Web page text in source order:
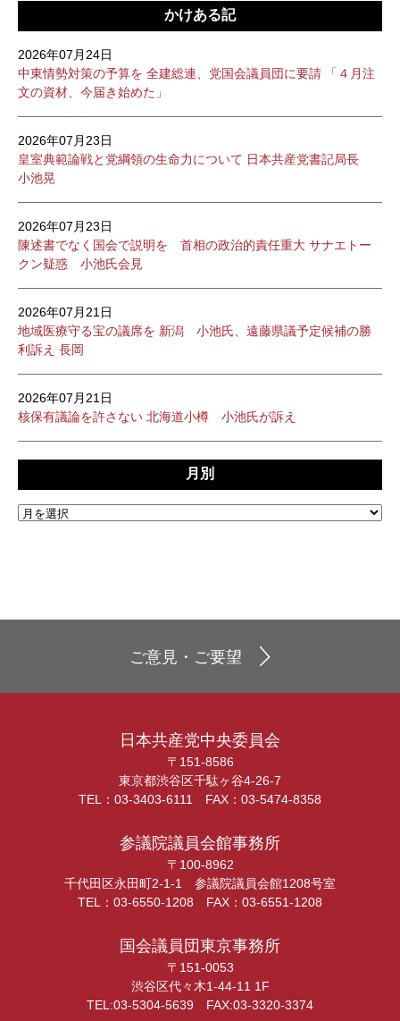
かけある記
2026年07月24日
中東情勢対策の予算を 全建総連、党国会議員団に要請 「４月注
文の資材、今届き始めた」
2026年07月23日
皇室典範論戦と党綱領の生命力について 日本共産党書記局長
小池晃
2026年07月23日
陳述書でなく国会で説明を 首相の政治的責任重大 サナエトー
クン疑惑 小池氏会見
2026年07月21日
地域医療守る宝の議席を 新潟 小池氏、遠藤県議予定候補の勝
利訴え 長岡
2026年07月21日
核保有議論を許さない 北海道小樽 小池氏が訴え
月別
ご意見・ご要望
日本共産党中央委員会
〒151-8586
東京都渋谷区千駄ヶ谷4-26-7
TEL：03-3403-6111 FAX：03-5474-8358
参議院議員会館事務所
〒100-8962
千代田区永田町2-1-1 参議院議員会館1208号室
TEL：03-6550-1208 FAX：03-6551-1208
国会議員団東京事務所
〒151-0053
渋谷区代々木1-44-11 1F
TEL:03-5304-5639 FAX:03-3320-3374